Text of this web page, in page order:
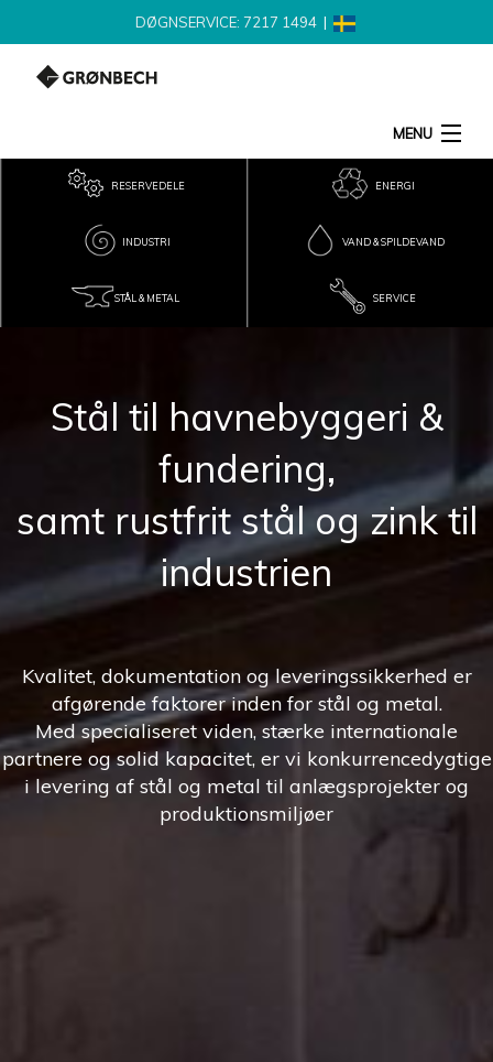
DØGNSERVICE: 7217 1494|
MENU
SØG
PRODUKTER
NYHEDER
KONTAKT
RESERVEDELE ENERGI
INDUSTRI VAND & SPILDEVAND
STÅL & METAL SERVICE
Stål til havnebyggeri &
fundering,
samt rustfrit stål og zink til
industrien
Kvalitet, dokumentation og leveringssikkerhed er
afgørende faktorer inden for stål og metal.
Med specialiseret viden, stærke internationale
partnere og solid kapacitet, er vi konkurrencedygtige
i levering af stål og metal til anlægsprojekter og
produktionsmiljøer